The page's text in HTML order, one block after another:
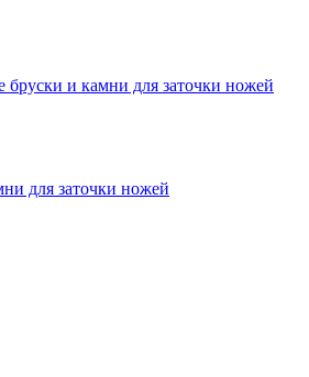
бруски и камни для заточки ножей
для заточки ножей